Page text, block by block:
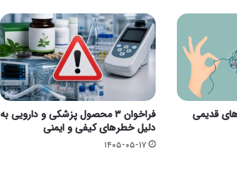
های قدیمی
فراخوان ۳ محصول پزشکی و دارویی به
دلیل خطرهای کیفی و ایمنی
۱۴۰۵-۰۵-۱۷